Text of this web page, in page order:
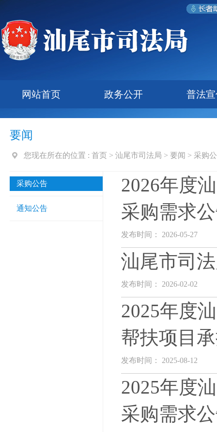
网站首页 政务公开 普法
要闻
您现在所在的位置 : 首页 > 汕尾市司法局 > 要闻 > 采购
采购公告
通知公告
2026年度
采购需求
发布时间： 2026-05-27
汕尾市司
发布时间： 2026-02-02
2025年度
帮扶项目
发布时间： 2025-08-12
2025年度
采购需求